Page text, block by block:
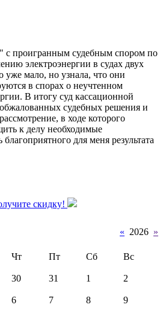
проигранным судебным спором по
электроэнергии в судах двух
мало, но узнала, что они
в спорах о неучтенном
В итогу суд кассационной
судебных решения и
в ходе которого
к делу необходимые
благоприятного для меня результата
скидку!
« 2026 »
Чт Пт Сб Вс
30 31 1 2
6 7 8 9